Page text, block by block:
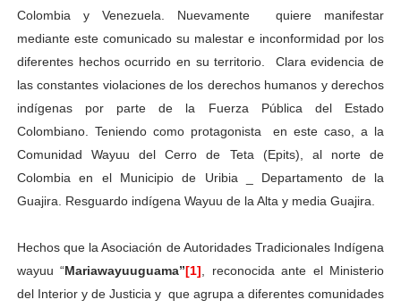
Colombia y Venezuela. Nuevamente quiere manifestar
mediante este comunicado su malestar e inconformidad por los
diferentes hechos ocurrido en su territorio. Clara evidencia de
las constantes violaciones de los derechos humanos y derechos
indígenas por parte de la Fuerza Pública del Estado
Colombiano. Teniendo como protagonista en este caso, a la
Comunidad Wayuu del Cerro de Teta (Epits), al norte de
Colombia en el Municipio de Uribia _ Departamento de la
Guajira. Resguardo indígena Wayuu de la Alta y media Guajira.
Hechos que la Asociación de Autoridades Tradicionales Indígena
wayuu “Mariawayuuguama”[1] , reconocida ante el Ministerio
del Interior y de Justicia y que agrupa a diferentes comunidades